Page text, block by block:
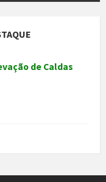
de Caldas